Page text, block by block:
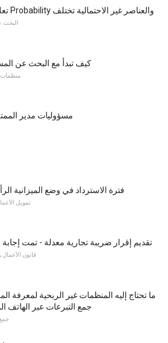
تعلم كيف Probability والعناصر غير الاحتمالية تختلف
البحث
كيف تبدأ مع البحث عن
منظمات
7 مسؤوليات مدير
فترة الاسترداد في وضع الميزانية
تمويل
تقديم إقرار ضريبة تجارية معدلة - تمت إجابة
قانون
ما تحتاج إليه المنظمات غير الربحية لمعرفة
جمع التبرعات عبر الهاتف